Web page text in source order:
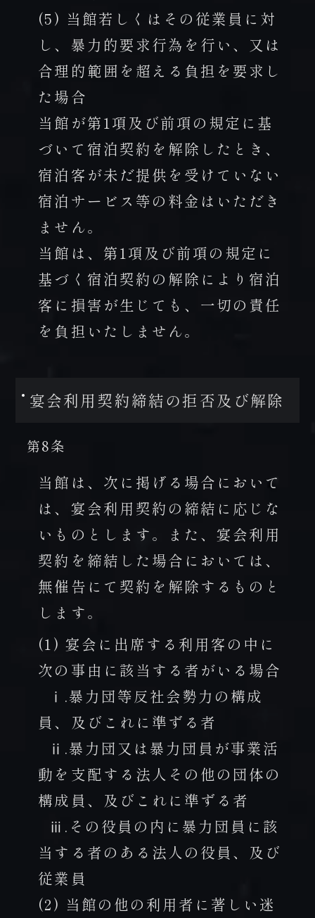
(5) 当館若しくはその従業員に対
し、暴力的要求行為を行い、又は
合理的範囲を超える負担を要求し
た場合
当館が第1項及び前項の規定に基
づいて宿泊契約を解除したとき、
宿泊客が未だ提供を受けていない
宿泊サービス等の料金はいただき
ません。
当館は、第1項及び前項の規定に
基づく宿泊契約の解除により宿泊
客に損害が生じても、一切の責任
を負担いたしません。
宴会利用契約締結の拒否及び解除
第8条
当館は、次に掲げる場合において
は、宴会利用契約の締結に応じな
いものとします。また、宴会利用
契約を締結した場合においては、
無催告にて契約を解除するものと
します。
(1) 宴会に出席する利用客の中に
次の事由に該当する者がいる場合
ⅰ.暴力団等反社会勢力の構成
員、及びこれに準ずる者
ⅱ.暴力団又は暴力団員が事業活
動を支配する法人その他の団体の
構成員、及びこれに準ずる者
ⅲ.その役員の内に暴力団員に該
当する者のある法人の役員、及び
従業員
(2) 当館の他の利用者に著しい迷